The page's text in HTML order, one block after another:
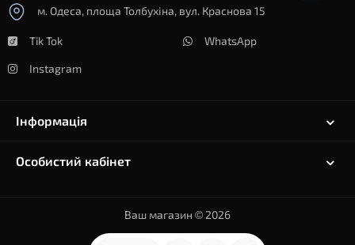
м. Одеса, площа Толбухіна, вул. Краснова 15
Tik Tok
Instagram
WhatsApp
Інформація
Особистий кабінет
Ваш магазин © 2026